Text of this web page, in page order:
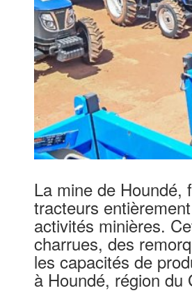
La mine de Houndé,
tracteurs
activités minières.
charrues, des
les capacités de
à Houndé, région du